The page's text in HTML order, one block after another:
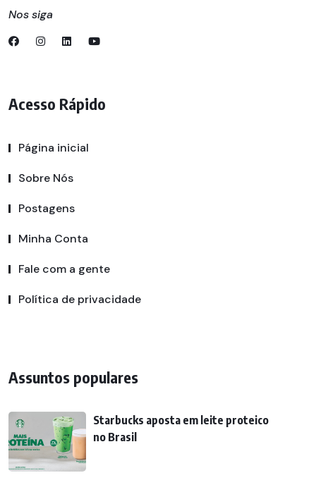
Nos siga
Acesso Rápido
Página inicial
Sobre Nós
Postagens
Minha Conta
Fale com a gente
Política de privacidade
Assuntos populares
Starbucks aposta em leite proteico
no Brasil